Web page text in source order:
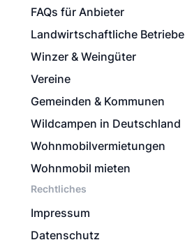
FAQs für Anbieter
Landwirtschaftliche Betriebe
Winzer & Weingüter
Vereine
Gemeinden & Kommunen
Wildcampen in Deutschland
Wohnmobilvermietungen
Wohnmobil mieten
Rechtliches
Impressum
Datenschutz